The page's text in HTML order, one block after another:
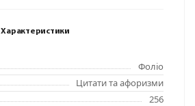
Характеристики
Фоліо
Цитати та афоризми
256